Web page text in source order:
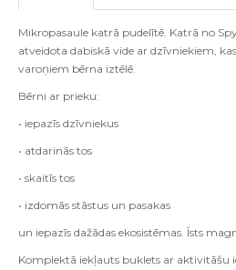
Mikropasaule katrā pudelītē. Katrā no
atveidota dabiskā vide ar dzīvniekiem,
varoņiem bērna iztēlē.
Bērni ar prieku:
• iepazīs dzīvniekus
• atdarinās tos
• skaitīs tos
• izdomās stāstus un pasakas
un iepazīs dažādas ekosistēmas. Īsts
Komplektā iekļauts buklets ar aktivitāšu